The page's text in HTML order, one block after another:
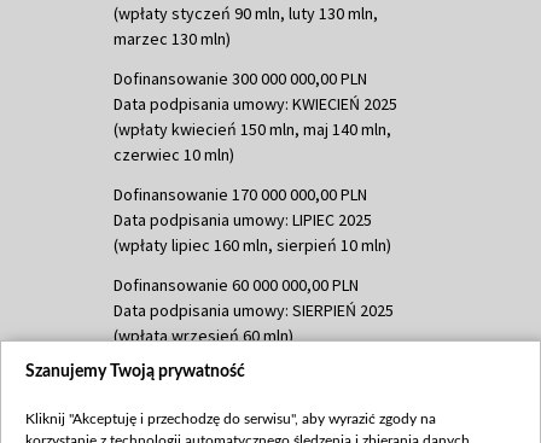
(wpłaty styczeń 90 mln, luty 130 mln,
marzec 130 mln)
Dofinansowanie 300 000 000,00 PLN
Data podpisania umowy: KWIECIEŃ 2025
(wpłaty kwiecień 150 mln, maj 140 mln,
czerwiec 10 mln)
Dofinansowanie 170 000 000,00 PLN
Data podpisania umowy: LIPIEC 2025
(wpłaty lipiec 160 mln, sierpień 10 mln)
Dofinansowanie 60 000 000,00 PLN
Data podpisania umowy: SIERPIEŃ 2025
(wpłata wrzesień 60 mln)
Dofinansowanie 635 783 051,21 PLN
(wpłata wrzesień 100 mln, październik 350
Szanujemy Twoją prywatność
Kliknij "Akceptuję i przechodzę do serwisu", aby wyrazić zgody na